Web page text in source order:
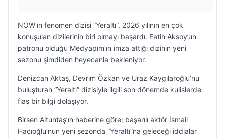
NOW’ın fenomen dizisi “Yeraltı”, 2026 yılının en çok
konuşulan dizilerinin biri olmayı başardı. Fatih Aksoy’un
patronu olduğu Medyapım’ın imza attığı dizinin yeni
sezonu şimdiden heyecanla bekleniyor.
Denizcan Aktaş, Devrim Özkan ve Uraz Kaygılaroğlu’nu
buluşturan “Yeraltı” dizisiyle ilgili son dönemde kulislerde
flaş bir bilgi dolaşıyor.
Birsen Altuntaş’ın haberine göre; başarılı aktör İsmail
Hacıoğlu’nun yeni sezonda “Yeraltı”na geleceği iddialar